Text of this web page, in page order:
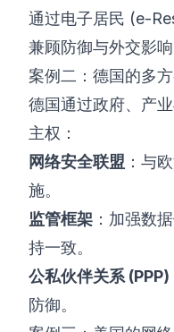
通过电子居民 (e-
兼顾防御与外交影响
案例二：德国的多
德国通过政府、产
主权：
网络安全联盟 ：与
施。
监管框架 ：加强数
持一致。
公私伙伴关系 (PPP)
防御。